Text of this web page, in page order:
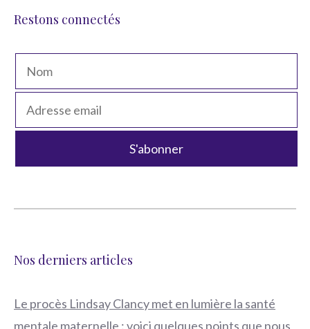
articles
Restons connectés
Nos derniers articles
Le procès Lindsay Clancy met en lumière la santé
mentale maternelle : voici quelques points que nous